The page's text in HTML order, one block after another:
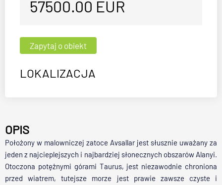
57500.00 EUR
LOKALIZACJA
OPIS
Położony w malowniczej zatoce Avsallar jest słusznie uważany za
jeden z najcieplejszych i najbardziej słonecznych obszarów Alanyi.
Otoczona potężnymi górami Taurus, jest niezawodnie chroniona
przed wiatrem, tutejsze morze jest prawie zawsze czyste i